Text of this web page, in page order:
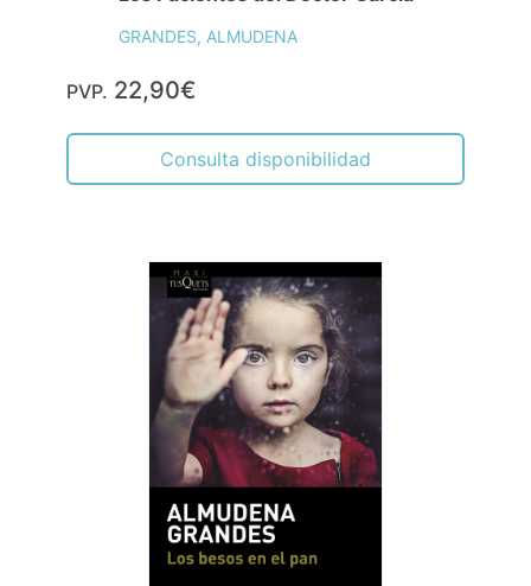
GRANDES, ALMUDENA
PVP. 22,90€
Consulta disponibilidad